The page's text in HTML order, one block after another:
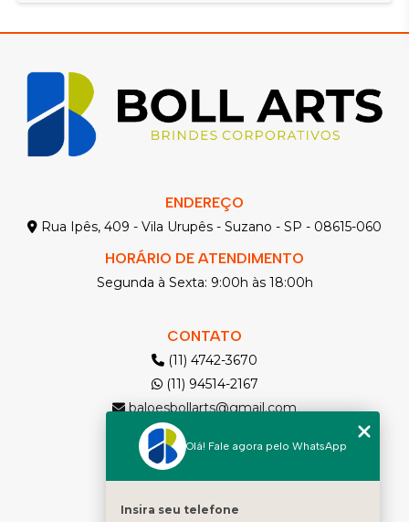
ENDEREÇO
Rua Ipês, 409 - Vila Urupês - Suzano - SP - 08615-060
HORÁRIO DE ATENDIMENTO
Segunda à Sexta: 9:00h às 18:00h
CONTATO
(11) 4742-3670
(11) 94514-2167
baloesbollarts@gmail.com
MENU
Solicite seu Orçamento
Home
Olá! Fale agora pelo WhatsApp
Insira seu telefone